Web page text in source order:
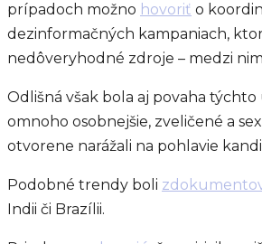
prípadoch možno hovoriť o
dezinformačných kampaniach,
nedôveryhodné zdroje – medzi
Odlišná však bola aj povaha týchto
omnoho osobnejšie, zveličené a
otvorene narážali na pohlavie
Podobné trendy boli
Indii či Brazílii.